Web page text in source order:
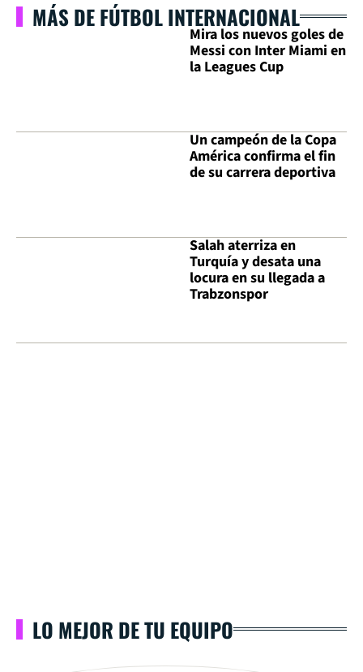
MÁS DE FÚTBOL INTERNACIONAL
Mira los nuevos goles de
Messi con Inter Miami en
la Leagues Cup
Un campeón de la Copa
América confirma el fin
de su carrera deportiva
Salah aterriza en
Turquía y desata una
locura en su llegada a
Trabzonspor
LO MEJOR DE TU EQUIPO